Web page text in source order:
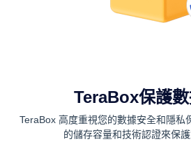
TeraBox保護
TeraBox 高度重視您的數據安全和隱私
的儲存容量和技術認證來保